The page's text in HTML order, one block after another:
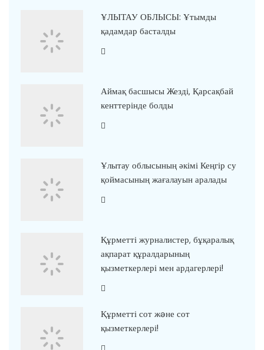
ҰЛЫТАУ ОБЛЫСЫ: Ұтымды
қадамдар басталды
Аймақ басшысы Жезді, Қарсақбай
кенттерінде болды
Ұлытау облысының әкімі Кеңгір су
қоймасының жағалауын аралады
Құрметті журналистер, бұқаралық
ақпарат құралдарының
қызметкерлері мен ардагерлері!
Құрметті сот жəне сот
қызметкерлері!